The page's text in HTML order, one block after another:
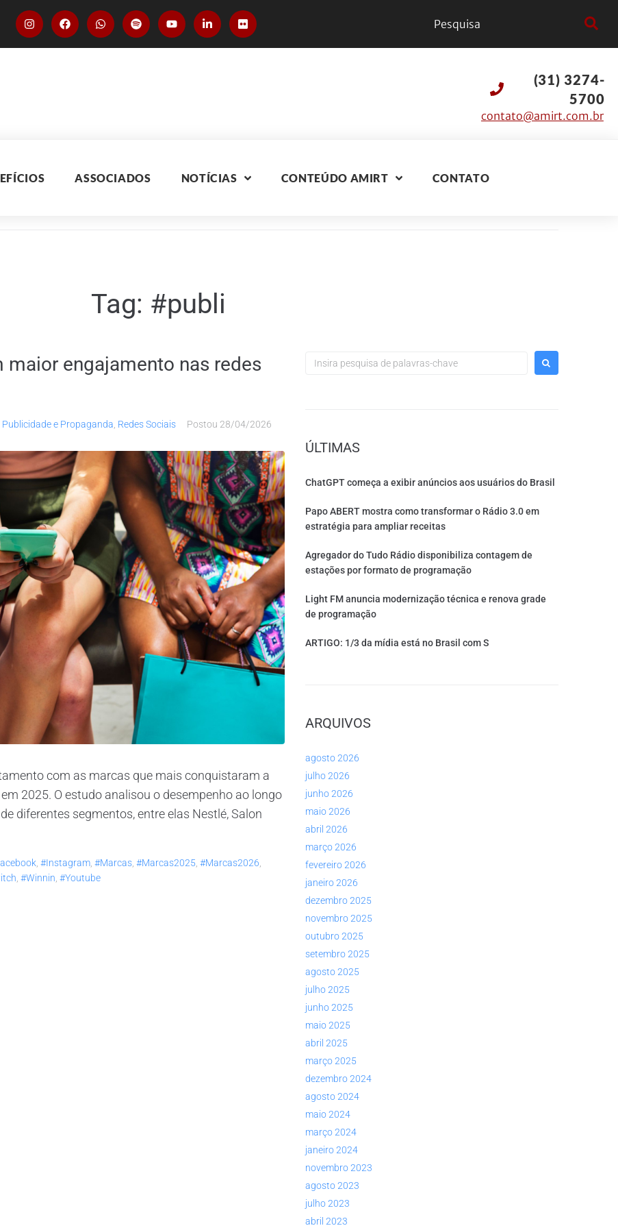
(31) 3274-
5700
contato@amirt.com.br
ASSOCIADOS NOTÍCIAS CONTEÚDO AMIRT CONTATO
Tag: #publi
engajamento nas redes
Publicidade e Propaganda Redes Sociais Postou 28/04/2026
com as marcas que mais conquistaram a
2025. O estudo analisou o desempenho ao longo
diferentes segmentos, entre elas Nestlé, Salon
#instagram #marcas #marcas2025 #marcas2026
#winnin #youtube
ÚLTIMAS
ChatGPT começa a exibir anúncios aos usuários do Brasil
Papo ABERT mostra como transformar o Rádio 3.0 em
estratégia para ampliar receitas
Agregador do Tudo Rádio disponibiliza contagem de
estações por formato de programação
Light FM anuncia modernização técnica e renova grade
de programação
ARTIGO: 1/3 da mídia está no Brasil com S
ARQUIVOS
agosto 2026
julho 2026
junho 2026
maio 2026
abril 2026
março 2026
fevereiro 2026
janeiro 2026
dezembro 2025
novembro 2025
outubro 2025
setembro 2025
agosto 2025
julho 2025
junho 2025
maio 2025
abril 2025
março 2025
dezembro 2024
agosto 2024
maio 2024
março 2024
janeiro 2024
novembro 2023
agosto 2023
julho 2023
abril 2023